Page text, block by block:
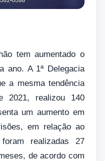
tem aumentado o
ano. A 1ª Delegacia
a mesma tendência
2021, realizou 140
um aumento em
em relação ao
realizadas 27
de acordo com